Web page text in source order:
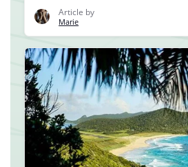
Article by
Marie